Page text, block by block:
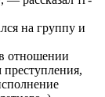
на группу и
отношении
преступления,